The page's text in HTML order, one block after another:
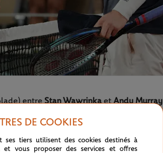
entre Stan Wawrinka et Andy Murray
2024.
DE COOKIES
ses tiers utilisent des cookies destinés à
vous proposer des services et offres